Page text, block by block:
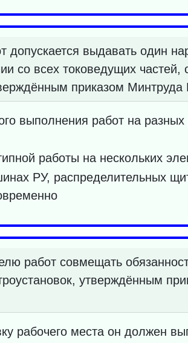
допускается выдавать один
со всех токоведущих частей,
приказом
выполнения работ на
работы на нескольких
РУ, распределительных
работ совмещать
утверждённым
рабочего места он должен